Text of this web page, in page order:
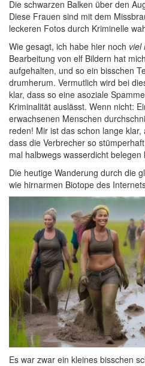
Die schwarzen Balken über den
Diese Frauen sind mit dem
leckeren Fotos durch Kriminelle
Wie gesagt, ich habe hier noch viel
Bearbeitung von elf Bildern hat
aufgehalten, und so ein bisschen
drumherum. Vermutlich wird bei
klar, dass so eine asoziale
Kriminalität auslässt. Wenn nicht:
erwachsenen Menschen
reden! Mir ist das schon lange
dass die Verbrecher so
mal halbwegs wasserdicht belegen
Die heutige Wanderung durch die
wie hirnarmen Biotope des
Es war zwar ein kleines bisschen